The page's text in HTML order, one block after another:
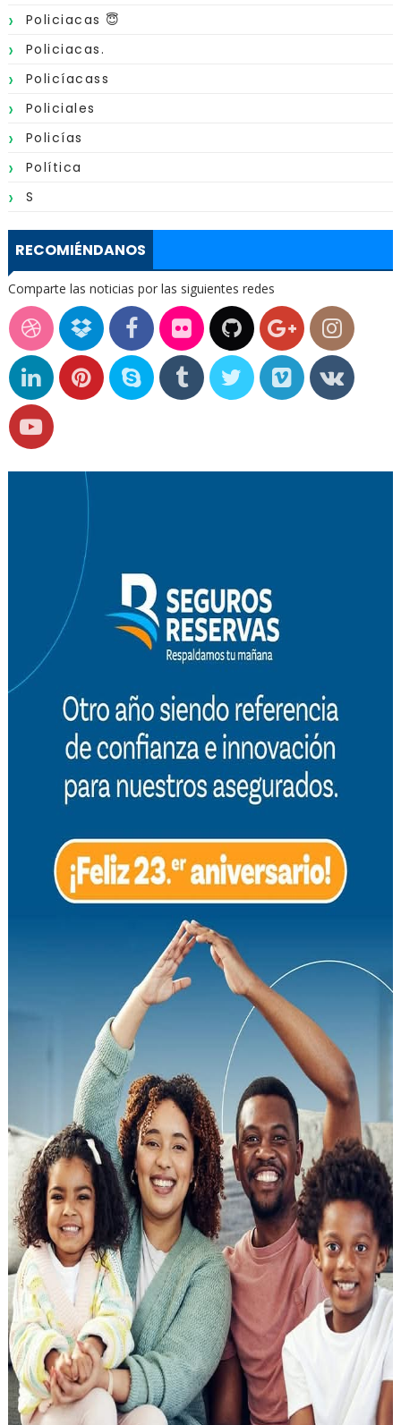
Policiacas 😇
Policiacas.
Policíacass
Policiales
Policías
Política
S
RECOMIÉNDANOS
Comparte las noticias por las siguientes redes